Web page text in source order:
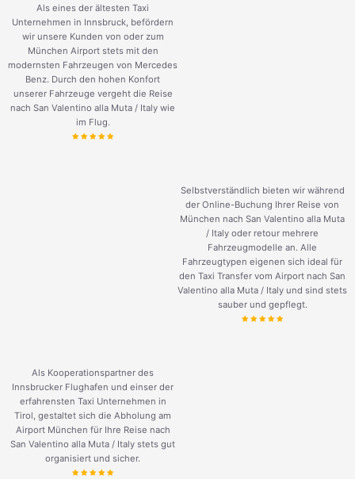
Als eines der ältesten Taxi
Unternehmen in Innsbruck, befördern
wir unsere Kunden von oder zum
München Airport stets mit den
modernsten Fahrzeugen von Mercedes
Benz. Durch den hohen Konfort
unserer Fahrzeuge vergeht die Reise
nach San Valentino alla Muta / Italy wie
im Flug.
Selbstverständlich bieten wir während
der Online-Buchung Ihrer Reise von
München nach San Valentino alla Muta
/ Italy oder retour mehrere
Fahrzeugmodelle an. Alle
Fahrzeugtypen eigenen sich ideal für
den Taxi Transfer vom Airport nach San
Valentino alla Muta / Italy und sind stets
sauber und gepflegt.
Als Kooperationspartner des
Innsbrucker Flughafen und einser der
erfahrensten Taxi Unternehmen in
Tirol, gestaltet sich die Abholung am
Airport München für Ihre Reise nach
San Valentino alla Muta / Italy stets gut
organisiert und sicher.